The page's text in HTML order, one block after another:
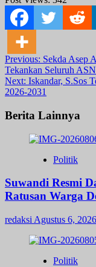
Post
navigation
Previous: Sekda Asep
Tekankan Seluruh
Next: Iskandar, S.Sos
2026-2031
Berita Lainnya
Politik
Suwandi Resmi
Ratusan Warga
redaksi Agustus 6, 2026
Politik